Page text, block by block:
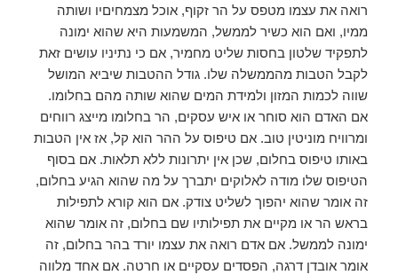
רואה את עצמו מטפס על הר זקוף, אוכל מצמחיםיו ושותה
ממיו, ואם הוא כשיר לממשל, המשמעות היא שהוא ימונה
לתפקיד שלטון בחסות שליט מחמיר, אם כי נתיניו עושים זאת
לקבל הטבות מהממשלה שלו. גודל ההטבות שיביא המושל
שווה לכמות המזון ולמידת המים שהוא שותה מהם בחלומו.
אם האדם הוא סוחר או איש עסקים, הר בחלומו מייצג רווחים
ומרוויח מוניטין טוב. אם טיפוס על ההר הוא קל, אז אין הטבות
באותו טיפוס בחלום, שכן אין יתרונות ללא תלאות. אם בסוף
הטיפוס שלו מודה לאלוקים יתברך על מה שהוא הגיע בחלום,
זה אומר שהוא יהפוך לשליט צודק. אם הוא קורא לתפילות
בראש הר או מקיים את תפילותיו שם בחלום, זה אומר שהוא
ימונה לממשל. אם אדם רואה את עצמו יורד בהר בחלום, זה
אומר אובדן דרגה, הפסדים עסקיים או חרטה. אם אחד מלווה